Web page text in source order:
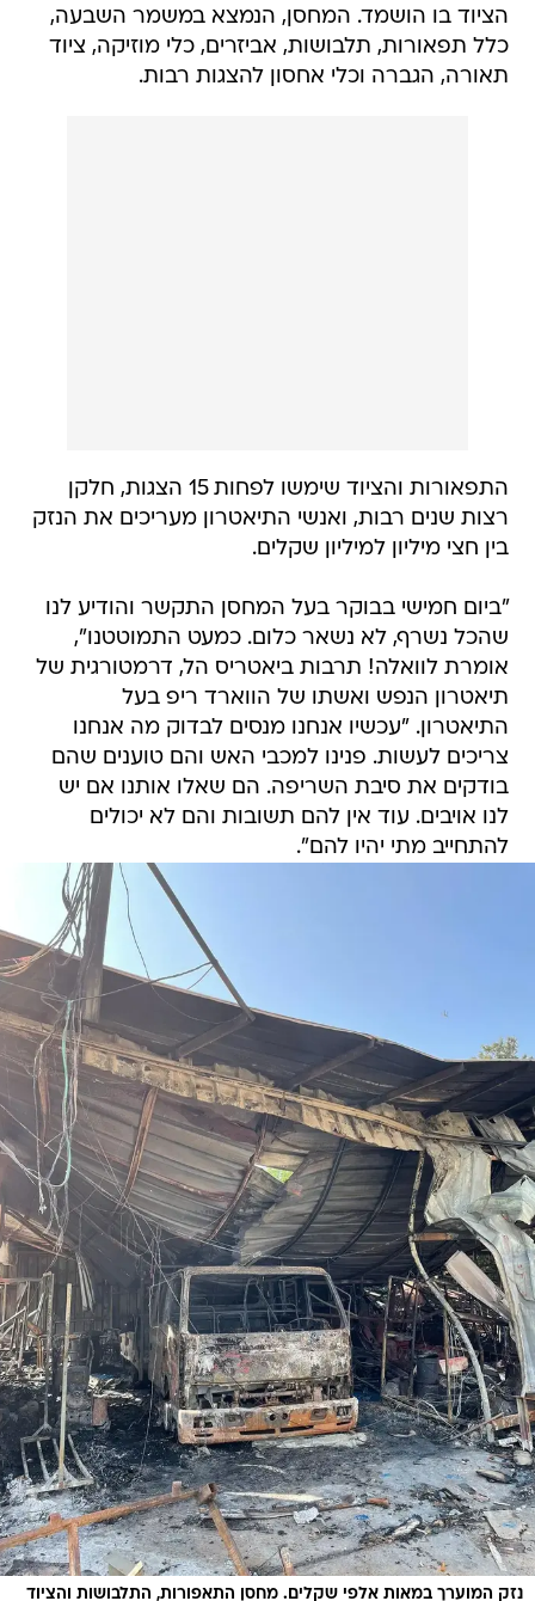
הציוד בו הושמד. המחסן, הנמצא במשמר השבעה,
כלל תפאורות, תלבושות, אביזרים, כלי מוזיקה, ציוד
תאורה, הגברה וכלי אחסון להצגות רבות.
התפאורות והציוד שימשו לפחות 15 הצגות, חלקן
רצות שנים רבות, ואנשי התיאטרון מעריכים את הנזק
בין חצי מיליון למיליון שקלים.
"ביום חמישי בבוקר בעל המחסן התקשר והודיע לנו
שהכל נשרף, לא נשאר כלום. כמעט התמוטטנו",
אומרת לוואלה! תרבות ביאטריס הל, דרמטורגית של
תיאטרון הנפש ואשתו של הווארד ריפ בעל
התיאטרון. "עכשיו אנחנו מנסים לבדוק מה אנחנו
צריכים לעשות. פנינו למכבי האש והם טוענים שהם
בודקים את סיבת השריפה. הם שאלו אותנו אם יש
לנו אויבים. עוד אין להם תשובות והם לא יכולים
להתחייב מתי יהיו להם".
נזק המוערך במאות אלפי שקלים. מחסן התאפורות, התלבושות והציוד